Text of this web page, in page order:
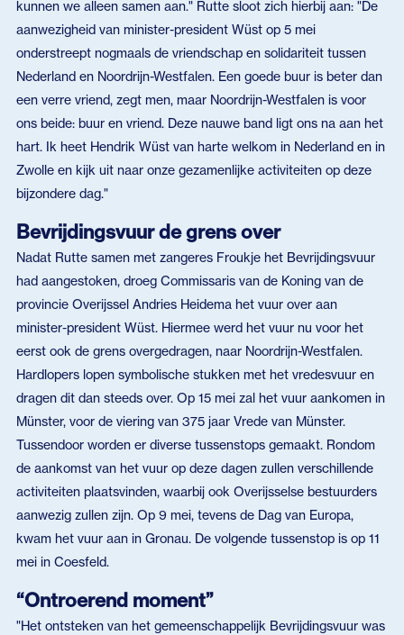
kunnen we alleen samen aan." Rutte sloot zich hierbij aan: "De
aanwezigheid van minister-president Wüst op 5 mei
onderstreept nogmaals de vriendschap en solidariteit tussen
Nederland en Noordrijn-Westfalen. Een goede buur is beter dan
een verre vriend, zegt men, maar Noordrijn-Westfalen is voor
ons beide: buur en vriend. Deze nauwe band ligt ons na aan het
hart. Ik heet Hendrik Wüst van harte welkom in Nederland en in
Zwolle en kijk uit naar onze gezamenlijke activiteiten op deze
bijzondere dag."
Bevrijdingsvuur de grens over
Nadat Rutte samen met zangeres Froukje het Bevrijdingsvuur
had aangestoken, droeg Commissaris van de Koning van de
provincie Overijssel Andries Heidema het vuur over aan
minister-president Wüst. Hiermee werd het vuur nu voor het
eerst ook de grens overgedragen, naar Noordrijn-Westfalen.
Hardlopers lopen symbolische stukken met het vredesvuur en
dragen dit dan steeds over. Op 15 mei zal het vuur aankomen in
Münster, voor de viering van 375 jaar Vrede van Münster.
Tussendoor worden er diverse tussenstops gemaakt. Rondom
de aankomst van het vuur op deze dagen zullen verschillende
activiteiten plaatsvinden, waarbij ook Overijsselse bestuurders
aanwezig zullen zijn. Op 9 mei, tevens de Dag van Europa,
kwam het vuur aan in Gronau. De volgende tussenstop is op 11
mei in Coesfeld.
“Ontroerend moment”
"Het ontsteken van het gemeenschappelijk Bevrijdingsvuur was